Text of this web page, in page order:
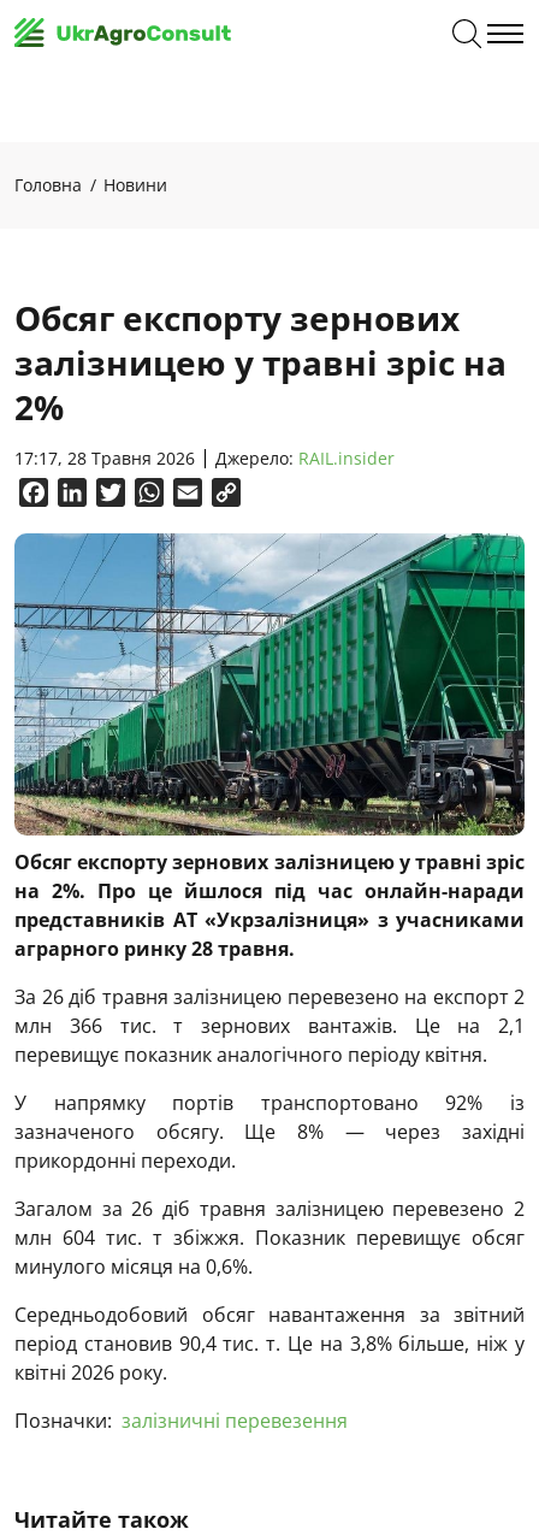
Головна Новини
Обсяг експорту зернових
залізницею у травні зріс на
2%
17:17, 28 Травня 2026 Джерело: RAIL.insider
FacebookLinkedInTwitterWhatsApp
Email
Обсяг експорту зернових залізницею у травні зріс
на 2%. Про це йшлося під час онлайн-наради
представників АТ «Укрзалізниця» з учасниками
аграрного ринку 28 травня.
За 26 діб травня залізницею перевезено на експорт 2
млн 366 тис. т зернових вантажів. Це на 2,1
перевищує показник аналогічного періоду квітня.
У напрямку портів транспортовано 92% із
зазначеного обсягу. Ще 8% — через західні
прикордонні переходи.
Загалом за 26 діб травня залізницею перевезено 2
млн 604 тис. т збіжжя. Показник перевищує обсяг
минулого місяця на 0,6%.
Середньодобовий обсяг навантаження за звітний
період становив 90,4 тис. т. Це на 3,8% більше, ніж у
квітні 2026 року.
Позначки: залізничні перевезення
Читайте також